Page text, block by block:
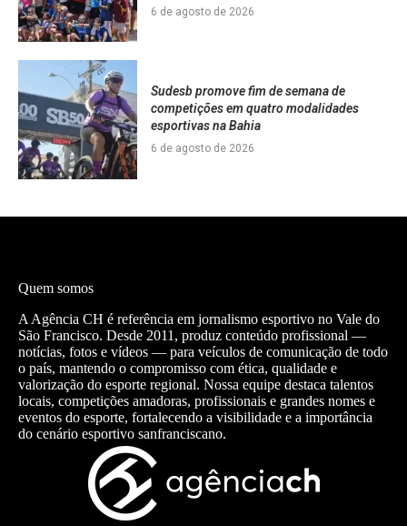
6 de agosto de 2026
Sudesb promove fim de semana de
competições em quatro modalidades
esportivas na Bahia
6 de agosto de 2026
Quem somos
A Agência CH é referência em jornalismo esportivo no Vale do
São Francisco. Desde 2011, produz conteúdo profissional —
notícias, fotos e vídeos — para veículos de comunicação de todo
o país, mantendo o compromisso com ética, qualidade e
valorização do esporte regional. Nossa equipe destaca talentos
locais, competições amadoras, profissionais e grandes nomes e
eventos do esporte, fortalecendo a visibilidade e a importância
do cenário esportivo sanfranciscano.